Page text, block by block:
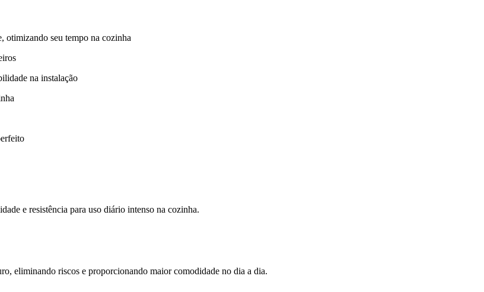
otimizando seu tempo na cozinha
na instalação
e resistência para uso diário intenso na cozinha.
eliminando riscos e proporcionando maior comodidade no dia a dia.